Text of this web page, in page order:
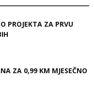
PROJEKTA ZA PRVU
ZA 0,99 KM MJESEČNO